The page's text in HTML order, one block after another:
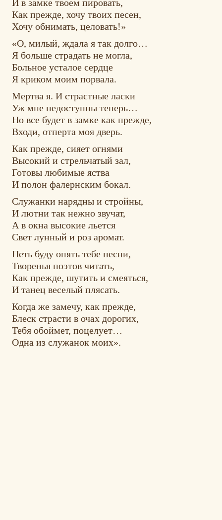
И в замке твоем пировать,
Как прежде, хочу твоих песен,
Хочу обнимать, целовать!»
«О, милый, ждала я так долго…
Я больше страдать не могла,
Больное усталое сердце
Я криком моим порвала.
Мертва я. И страстные ласки
Уж мне недоступны теперь…
Но все будет в замке как прежде,
Входи, отперта моя дверь.
Как прежде, сияет огнями
Высокий и стрельчатый зал,
Готовы любимые яства
И полон фалернским бокал.
Служанки нарядны и стройны,
И лютни так нежно звучат,
А в окна высокие льется
Свет лунный и роз аромат.
Петь буду опять тебе песни,
Творенья поэтов читать,
Как прежде, шутить и смеяться,
И танец веселый плясать.
Когда же замечу, как прежде,
Блеск страсти в очах дорогих,
Тебя обоймет, поцелует…
Одна из служанок моих».